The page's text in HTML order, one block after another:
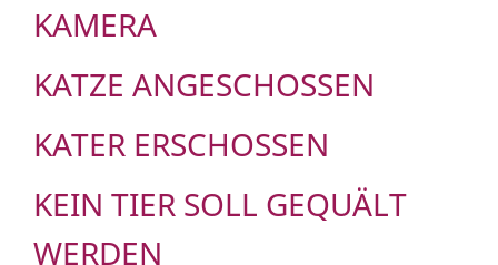
KAMERA
KATZE ANGESCHOSSEN
KATER ERSCHOSSEN
KEIN TIER SOLL GEQUÄLT
WERDEN